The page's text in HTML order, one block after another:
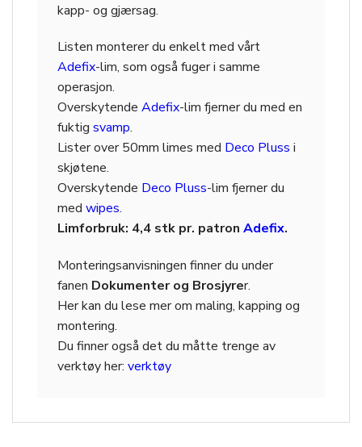
kapp- og gjærsag.
Listen monterer du enkelt med vårt
Adefix-lim, som også fuger i samme
operasjon.
Overskytende Adefix-lim fjerner du med en
fuktig svamp.
Lister over 50mm limes med Deco Pluss i
skjøtene.
Overskytende Deco Pluss-lim fjerner du
med wipes.
Limforbruk: 4,4 stk pr. patron Adefix.
Monteringsanvisningen finner du under
fanen Dokumenter og Brosjyrer.
Her kan du lese mer om maling, kapping og
montering.
Du finner også det du måtte trenge av
verktøy her: verktøy